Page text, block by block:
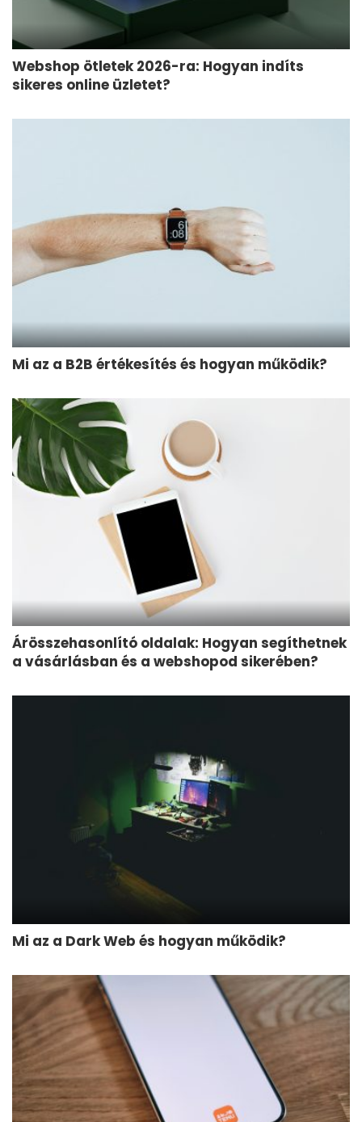
Webshop ötletek 2026-ra: Hogyan indíts
sikeres online üzletet?
Mi az a B2B értékesítés és hogyan működik?
Árösszehasonlító oldalak: Hogyan segíthetnek
a vásárlásban és a webshopod sikerében?
Mi az a Dark Web és hogyan működik?